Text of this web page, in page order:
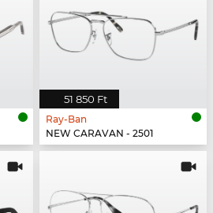
51 850 Ft
Ray-Ban
NEW CARAVAN - 2501